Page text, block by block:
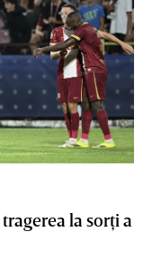
la sorţi a